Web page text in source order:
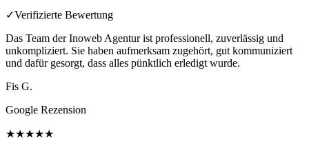
✓Verifizierte Bewertung
Das Team der Inoweb Agentur ist professionell, zuverlässig und
unkompliziert. Sie haben aufmerksam zugehört, gut kommuniziert
und dafür gesorgt, dass alles pünktlich erledigt wurde.
Fis G.
Google Rezension
★★★★★